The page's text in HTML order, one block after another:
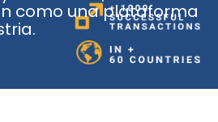
como una plataforma